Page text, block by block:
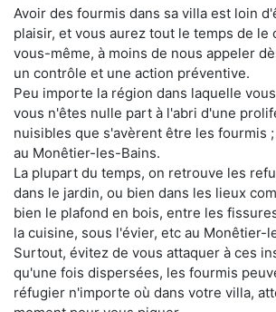
Avoir des fourmis dans sa villa est loin
plaisir, et vous aurez tout le temps de le
vous-même, à moins de nous appeler
un contrôle et une action préventive.
Peu importe la région dans laquelle
vous n'êtes nulle part à l'abri d'une
nuisibles que s'avèrent être les fourmis
au Monêtier-les-Bains.
La plupart du temps, on retrouve les
dans le jardin, ou bien dans les lieux
bien le plafond en bois, entre les
la cuisine, sous l'évier, etc au Monêtier-
Surtout, évitez de vous attaquer à ces
qu'une fois dispersées, les fourmis
réfugier n'importe où dans votre villa,